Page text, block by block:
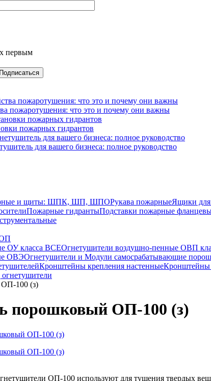
первым
пожаротушения: что это и почему они важны
пожарных гидрантов
для вашего бизнеса: полное руководство
и щиты: ШПК, ШП, ШПОРукава пожарныеЯщики
Пожарные гидрантыПодставки пожарные
ОУ класса ВСЕОгнетушители воздушно-пенные ОВП
ОВЭОгнетушители и Модули самосрабатывающие
Кронштейны крепления настенныеКронштейны
100 (з)
порошковый ОП-100 (з)
ОП-100 используют для тушения твердых